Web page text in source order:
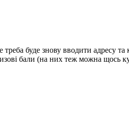
буде знову вводити адресу
бали (на них теж можна